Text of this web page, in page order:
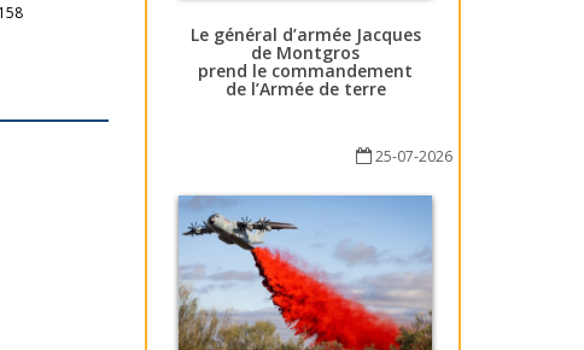
Le général d’armée Jacques
de Montgros
prend le commandement
de l’Armée de terre
25-07-2026